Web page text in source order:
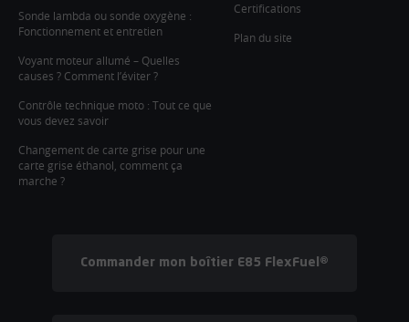
Sonde lambda ou sonde oxygène :
Fonctionnement et entretien
Voyant moteur allumé – Quelles
causes ? Comment l’éviter ?
Contrôle technique moto : Tout ce que
vous devez savoir
Changement de carte grise pour une
carte grise éthanol, comment ça
marche ?
Certifications
Plan du site
Commander mon boîtier E85 FlexFuel®